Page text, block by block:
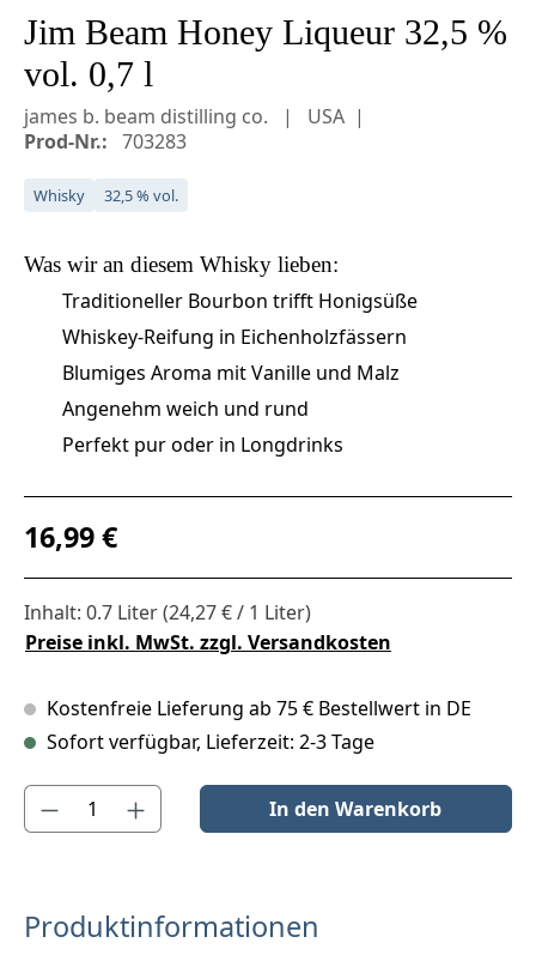
Jim Beam Honey Liqueur 32,5 %
vol. 0,7 l
james b. beam distilling co.
USA
Prod-Nr.: 703283
Whisky 32,5 % vol.
Was wir an diesem Whisky lieben:
Traditioneller Bourbon trifft Honigsüße
Whiskey-Reifung in Eichenholzfässern
Blumiges Aroma mit Vanille und Malz
Angenehm weich und rund
Perfekt pur oder in Longdrinks
Regulärer Preis:
16,99 €
Inhalt: 0.7 Liter(24,27 € / 1 Liter)
Preise inkl. MwSt. zzgl. Versandkosten
Kostenfreie Lieferung ab 75 € Bestellwert in DE
Sofort verfügbar, Lieferzeit: 2-3 Tage
Produkt Anzahl: Gib den gewünschten Wert ein oder benutze
In den Warenkorb
Produktinformationen